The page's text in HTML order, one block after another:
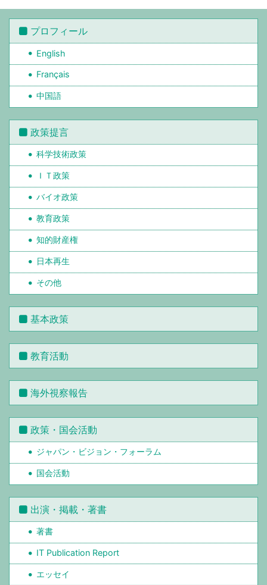
プロフィール
English
Français
中国語
政策提言
科学技術政策
ＩＴ政策
バイオ政策
教育政策
知的財産権
日本再生
その他
基本政策
教育活動
海外視察報告
政策・国会活動
ジャパン・ビジョン・フォーラム
国会活動
出演・掲載・著書
著書
IT Publication Report
エッセイ